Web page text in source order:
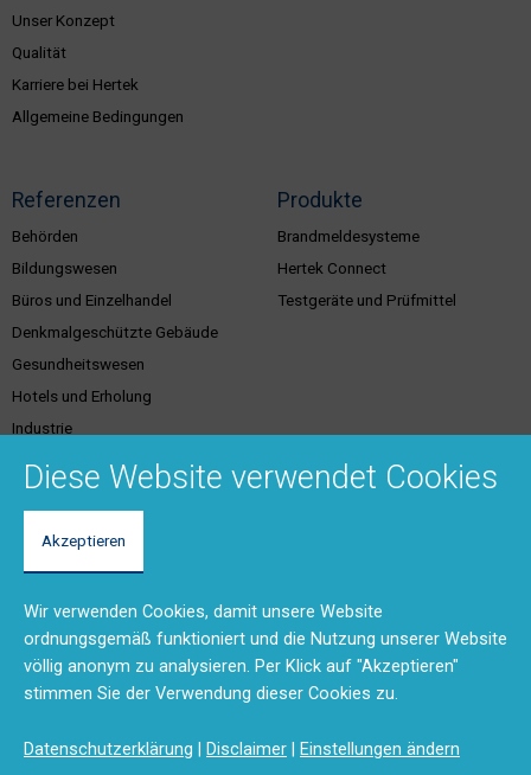
Unser Konzept
Qualität
Karriere bei Hertek
Allgemeine Bedingungen
Referenzen
Behörden
Bildungswesen
Büros und Einzelhandel
Denkmalgeschützte Gebäude
Gesundheitswesen
Hotels und Erholung
Industrie
Justiz
Produkte
Brandmeldesysteme
Hertek Connect
Testgeräte und Prüfmittel
Kundenservice &
Dienstleistungen
Brandschutzschulungen
Planungstool
BMA-Konzept
Produktdokumentation (DMS)
Unser Team
Rücksendungen und Reparaturen
(RMA)
Feedback
Kontaktformular
Diese Website verwendet Cookies
Akzeptieren
Wir verwenden Cookies, damit unsere Website
ordnungsgemäß funktioniert und die Nutzung unserer Website
völlig anonym zu analysieren. Per Klick auf "Akzeptieren"
stimmen Sie der Verwendung dieser Cookies zu.
Datenschutzerklärung | Disclaimer | Einstellungen ändern